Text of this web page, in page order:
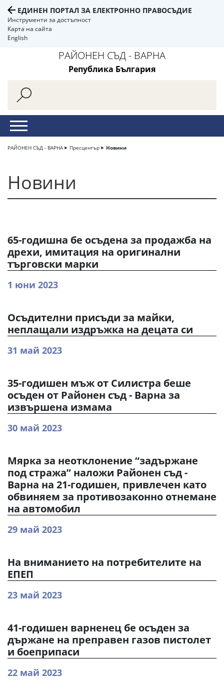
ЕДИНЕН ПОРТАЛ ЗА ЕЛЕКТРОННО ПРАВОСЪДИЕ
Инструменти за достъпност
Карта на сайта
English
РАЙОНЕН СЪД - ВАРНА
Република България
РАЙОНЕН СЪД - ВАРНА Пресцентър Новини
Новини
65-годишна бе осъдена за продажба на
дрехи, имитация на оригинални
търговски марки
1 юни 2023
Осъдителни присъди за майки,
неплащали издръжка на децата си
31 май 2023
35-годишен мъж от Силистра беше
осъден от Районен съд - Варна за
извършена измама
30 май 2023
Мярка за неотклонение “задържане
под стража” наложи Районен съд -
Варна на 21-годишен, привлечен като
обвиняем за противозаконно отнемане
на автомобил
29 май 2023
На вниманието на потребителите на
ЕПЕП
23 май 2023
41-годишен варненец бе осъден за
държане на преправен газов пистолет
и боеприпаси
22 май 2023